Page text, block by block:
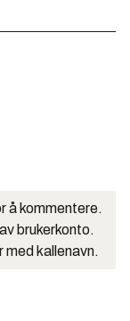
å kommentere.
brukerkonto.
med kallenavn.